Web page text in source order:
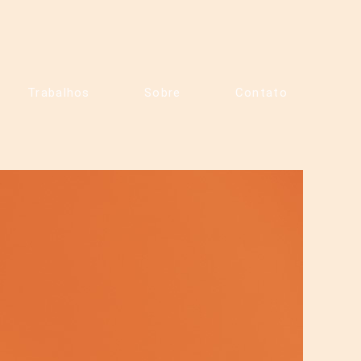
Trabalhos Sobre Contato